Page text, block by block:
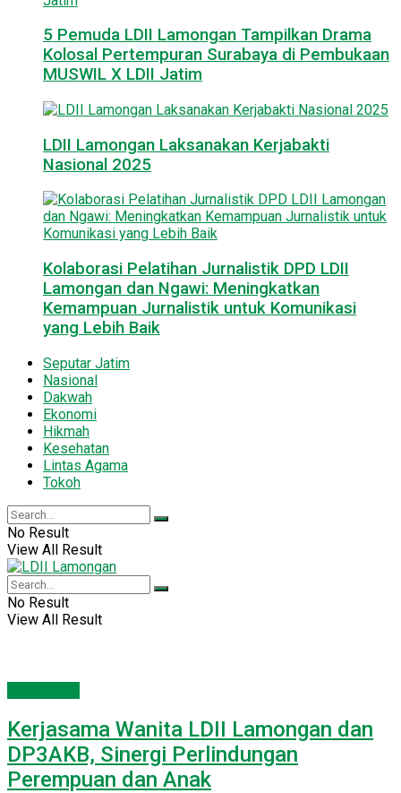
5 Pemuda LDII Lamongan Tampilkan Drama
Kolosal Pertempuran Surabaya di Pembukaan
MUSWIL X LDII Jatim
LDII Lamongan Laksanakan Kerjabakti
Nasional 2025
Kolaborasi Pelatihan Jurnalistik DPD LDII
Lamongan dan Ngawi: Meningkatkan
Kemampuan Jurnalistik untuk Komunikasi
yang Lebih Baik
Seputar Jatim
Nasional
Dakwah
Ekonomi
Hikmah
Kesehatan
Lintas Agama
Tokoh
No Result
View All Result
No Result
View All Result
Kerjasama Wanita LDII Lamongan dan
DP3AKB, Sinergi Perlindungan
Perempuan dan Anak